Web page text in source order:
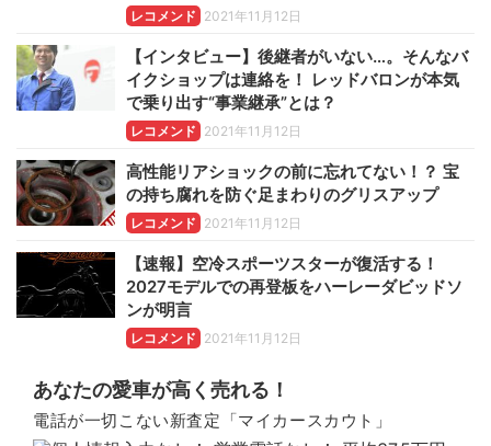
レコメンド 2021年11月12日
【インタビュー】後継者がいない…。そんなバ
イクショップは連絡を！ レッドバロンが本気
で乗り出す“事業継承”とは？
レコメンド 2021年11月12日
高性能リアショックの前に忘れてない！？ 宝
の持ち腐れを防ぐ足まわりのグリスアップ
レコメンド 2021年11月12日
【速報】空冷スポーツスターが復活する！
2027モデルでの再登板をハーレーダビッドソ
ンが明言
レコメンド 2021年11月12日
あなたの愛車が高く売れる！
電話が一切こない新査定「マイカースカウト」